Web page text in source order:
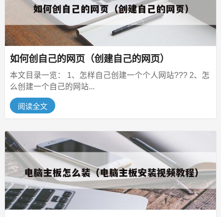
如何创自己的网页（创建自己的网页）
本文目录一览： 1、怎样自己创建一个个人网站??? 2、怎
么创建一个自己的网站...
阅读全文